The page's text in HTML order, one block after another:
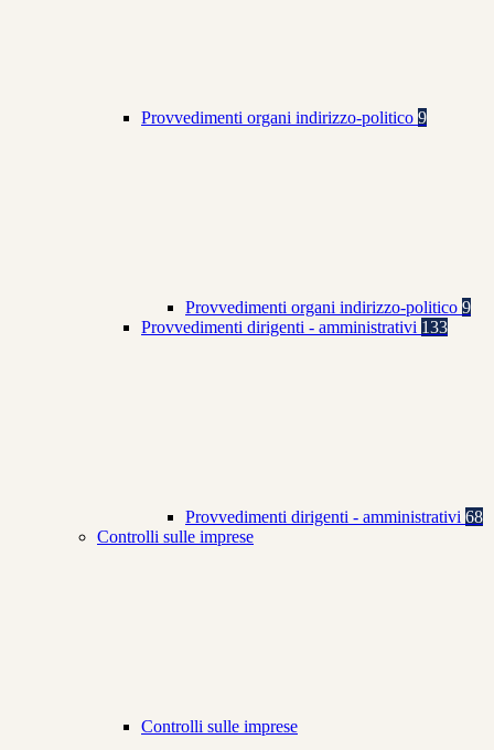
Provvedimenti organi indirizzo-politico 9
Provvedimenti organi indirizzo-politico 9
Provvedimenti dirigenti - amministrativi 133
Provvedimenti dirigenti - amministrativi 68
Controlli sulle imprese
Controlli sulle imprese